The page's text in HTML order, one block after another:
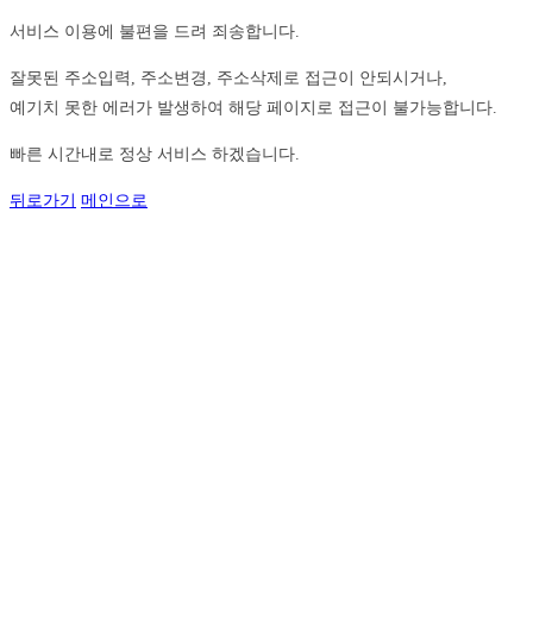
서비스 이용에 불편을 드려 죄송합니다.
잘못된 주소입력, 주소변경, 주소삭제로 접근이 안되시거나,
예기치 못한 에러가 발생하여 해당 페이지로 접근이 불가능합니다.
빠른 시간내로 정상 서비스 하겠습니다.
뒤로가기 메인으로